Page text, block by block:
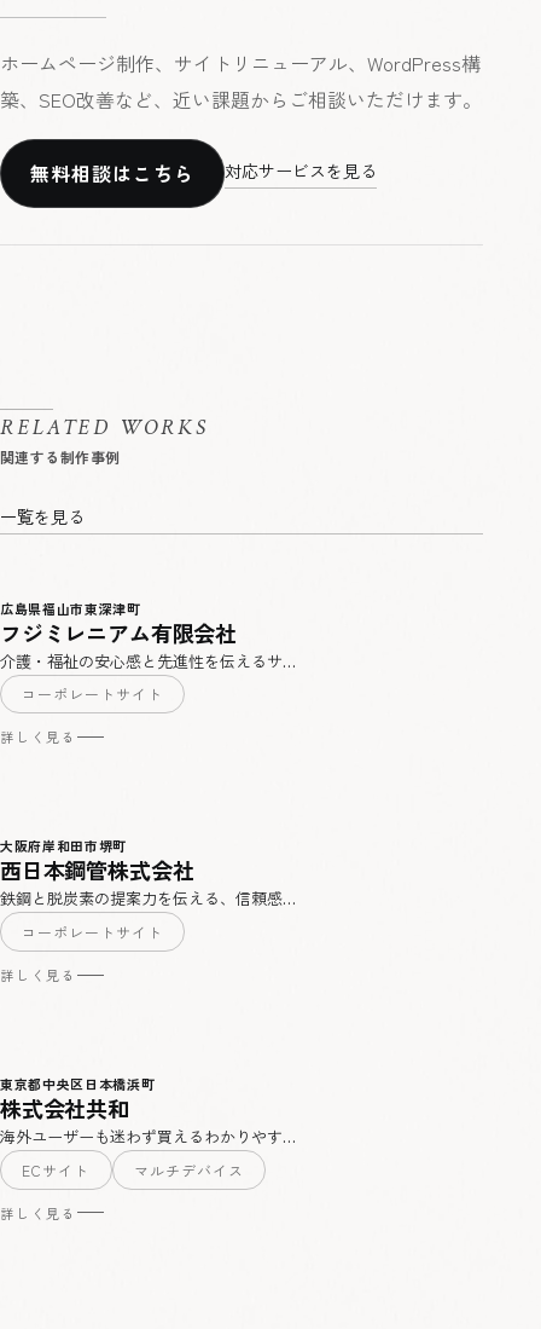
ホームページ制作、サイトリニューアル、WordPress構
築、SEO改善など、近い課題からご相談いただけます。
無料相談はこちら 対応サービスを見る
RELATED WORKS
一覧を見る
広島県福山市東深津町
フジミレニアム有限会社
介護・福祉の安心感と先進性を伝えるサ…
コーポレートサイト
詳しく見る
大阪府岸和田市堺町
西日本鋼管株式会社
鉄鋼と脱炭素の提案力を伝える、信頼感…
コーポレートサイト
詳しく見る
東京都中央区日本橋浜町
株式会社共和
海外ユーザーも迷わず買えるわかりやす…
ECサイト マルチデバイス
詳しく見る